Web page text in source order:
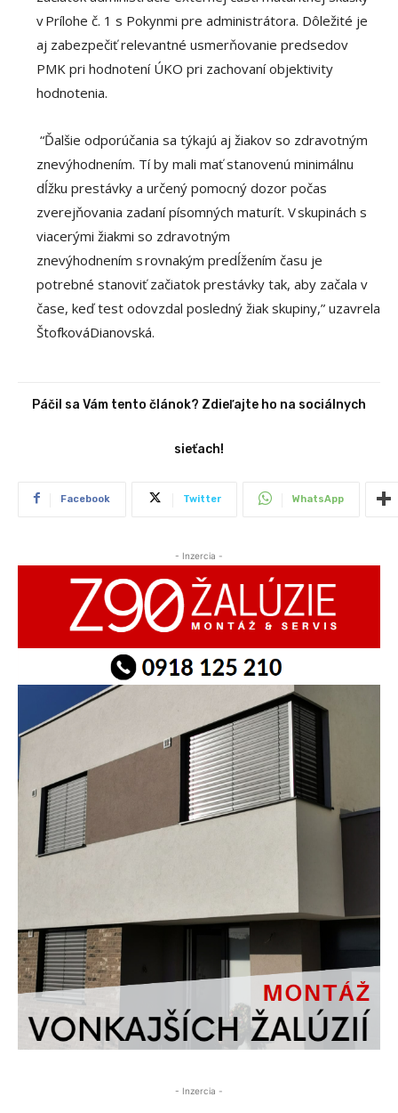
v Prílohe č. 1 s Pokynmi pre administrátora. Dôležité je
aj zabezpečiť relevantné usmerňovanie predsedov
PMK pri hodnotení ÚKO pri zachovaní objektivity
hodnotenia.
“Ďalšie odporúčania sa týkajú aj žiakov so zdravotným
znevýhodnením. Tí by mali mať stanovenú minimálnu
dĺžku prestávky a určený pomocný dozor počas
zverejňovania zadaní písomných maturít. V skupinách s
viacerými žiakmi so zdravotným
znevýhodnením s rovnakým predĺžením času je
potrebné stanoviť začiatok prestávky tak, aby začala v
čase, keď test odovzdal posledný žiak skupiny,” uzavrela
ŠtofkováDianovská.
Páčil sa Vám tento článok? Zdieľajte ho na sociálnych
sieťach!
Facebook Twitter WhatsApp
- Inzercia -
- Inzercia -